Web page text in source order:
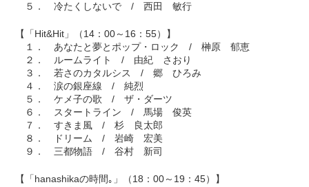
５． 冷たくしないで / 西田 敏行
【「Hit&Hit」（14：00～16：55）】
１． あなたと夢とポップ・ロック / 榊原 郁恵
２． ルームライト / 由紀 さおり
３． 若さのカタルシス / 郷 ひろみ
４． 涙の銀座線 / 純烈
５． ケメ子の歌 / ザ・ダーツ
６． スタートライン / 馬場 俊英
７． すきま風 / 杉 良太郎
８． ドリーム / 岩崎 宏美
９． 三都物語 / 谷村 新司
【「hanashikaの時間｡」（18：00～19：45）】